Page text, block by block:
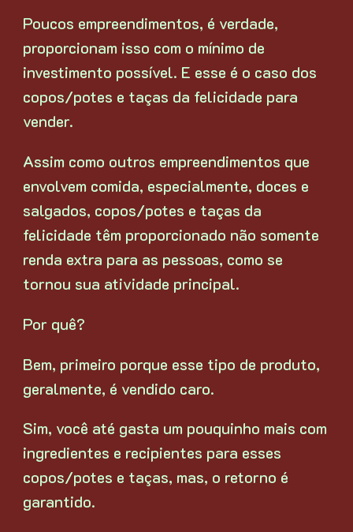
Poucos empreendimentos, é verdade,
proporcionam isso com o mínimo de
investimento possível. E esse é o caso dos
copos/potes e taças da felicidade para
vender.
Assim como outros empreendimentos que
envolvem comida, especialmente, doces e
salgados, copos/potes e taças da
felicidade têm proporcionado não somente
renda extra para as pessoas, como se
tornou sua atividade principal.
Por quê?
Bem, primeiro porque esse tipo de produto,
geralmente, é vendido caro.
Sim, você até gasta um pouquinho mais com
ingredientes e recipientes para esses
copos/potes e taças, mas, o retorno é
garantido.